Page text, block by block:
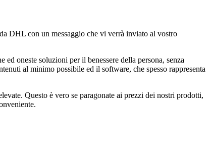
DHL con un messaggio che vi verrà inviato al vostro
oneste soluzioni per il benessere della persona, senza
al minimo possibile ed il software, che spesso rappresenta
Questo è vero se paragonate ai prezzi dei nostri prodotti,